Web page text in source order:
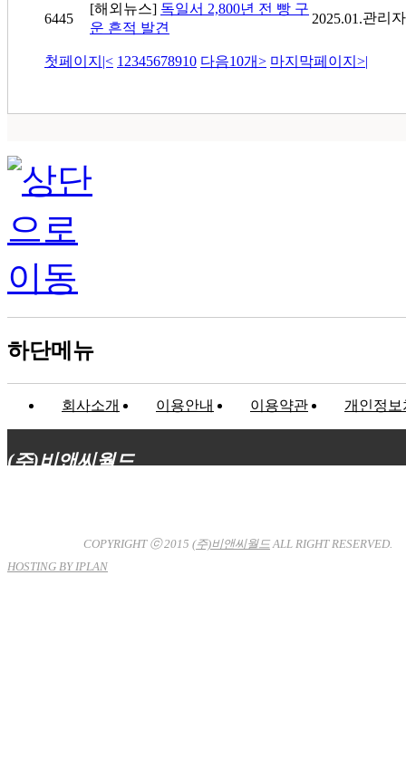
6445
[해외뉴스] 독일서 2,800년 전 빵 구
운 흔적 발견
2025.01.관리자
첫페이지 |< 1 2345678910 다음10개> 마지막페이지 >|
하단메뉴
회사소개 이용안내 이용약관 개인정보
(주)비앤씨월드
COPYRIGHT ⓒ 2015 (주)비앤씨월드ALL RIGHT RESERVED.
HOSTING BY IPLAN